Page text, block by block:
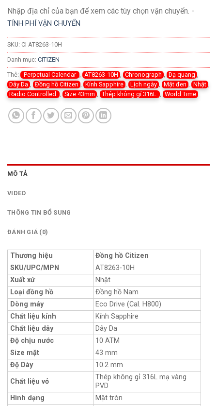
Nhập địa chỉ của bạn để xem các tùy chọn vận chuyển. -
TÍNH PHÍ VẬN CHUYỂN
SKU: CI AT8263-10H
Danh mục: CITIZEN
Thẻ: Perpetual Calendar AT8263-10H Chronograph Dạ quang
Dây Da
Đồng hồ Citizen Kính Sapphire Lịch ngày Mặt đen Nhật
Radio Controlled.
Size 43mm Thép không gỉ 316L World Time
MÔ TẢ
VIDEO
THÔNG TIN BỔ SUNG
ĐÁNH GIÁ (0)
Thương hiệu
Đồng hồ Citizen
SKU/UPC/MPN
AT8263-10H
Xuất xứ
Nhật
Loại đồng hồ
Đồng hồ Nam
Dòng máy
Eco Drive (Cal. H800)
Chất liệu kính
Kính Sapphire
Chất liệu dây
Dây Da
Độ chịu nước
10 ATM
Size mặt
43 mm
Độ Dày
10.2 mm
Chất liệu vỏ
Thép không gỉ 316L mạ vàng
PVD
Hình dạng
Mặt tròn